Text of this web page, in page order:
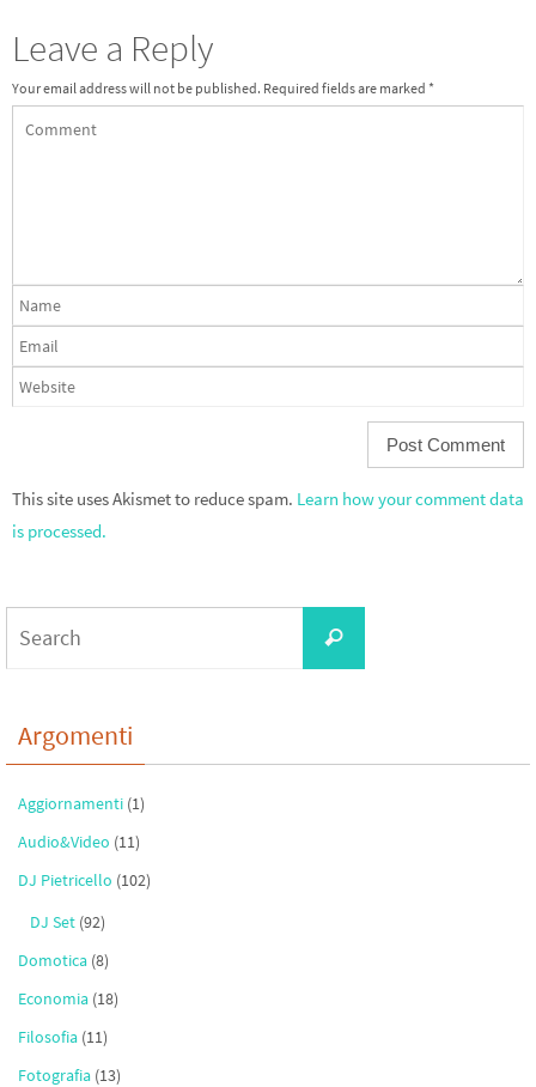
Leave a Reply
Your email address will not be published. Required fields are marked *
This site uses Akismet to reduce spam. Learn how your comment data
is processed.
Search
Argomenti
Aggiornamenti (1)
Audio&Video (11)
DJ Pietricello (102)
DJ Set (92)
Domotica (8)
Economia (18)
Filosofia (11)
Fotografia (13)